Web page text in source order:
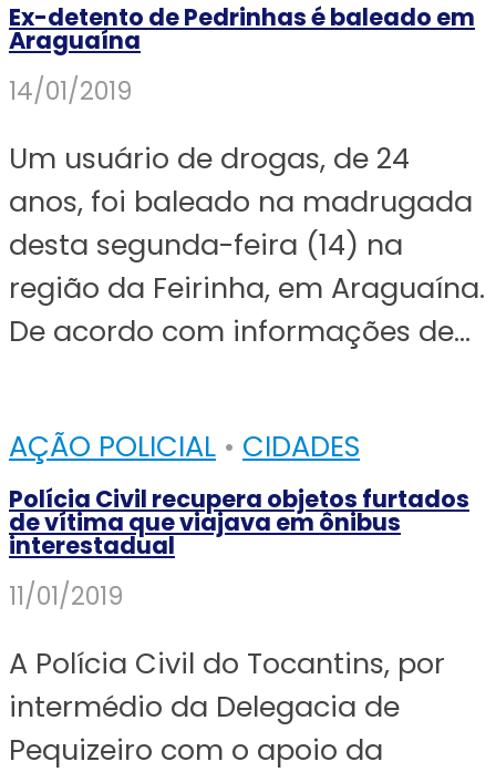
Ex-detento de Pedrinhas é baleado em
Araguaína
14/01/2019
Um usuário de drogas, de 24
anos, foi baleado na madrugada
desta segunda-feira (14) na
região da Feirinha, em Araguaína.
De acordo com informações de...
AÇÃO POLICIAL • CIDADES
Polícia Civil recupera objetos furtados
de vítima que viajava em ônibus
interestadual
11/01/2019
A Polícia Civil do Tocantins, por
intermédio da Delegacia de
Pequizeiro com o apoio da